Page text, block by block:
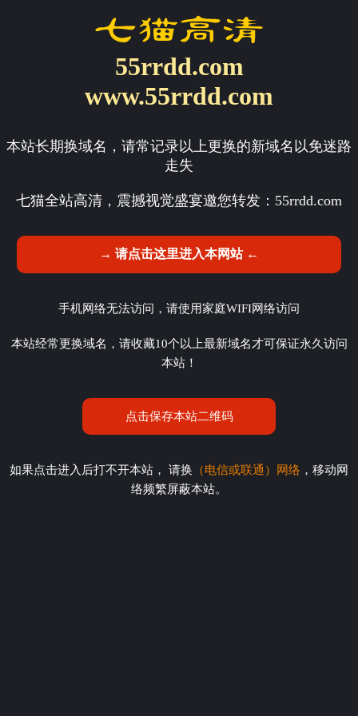
55rrdd.com
www.55rrdd.com
本站长期换域名，请常记录以上更换的新域名以免迷路
走失
七猫全站高清，震撼视觉盛宴邀您转发： 55rrdd.com
→ 请点击这里进入本网站 ←
手机网络无法访问，请使用家庭WIFI网络访问
本站经常更换域名，请收藏10个以上最新域名才可保证永久访问
本站！
点击保存本站二维码
如果点击进入后打不开本站， 请换 （电信或联通）网络 ，移动网
络频繁屏蔽本站。